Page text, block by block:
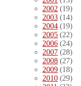
2002 (19)
2003 (14)
2004 (19)
2005 (22)
2006 (24)
2007 (28)
2008 (27)
2009 (18)
2010 (29)